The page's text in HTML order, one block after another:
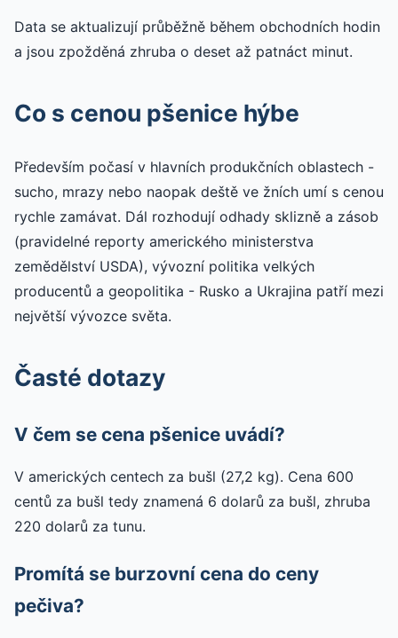
Data se aktualizují průběžně během obchodních hodin
a jsou zpožděná zhruba o deset až patnáct minut.
Co s cenou pšenice hýbe
Především počasí v hlavních produkčních oblastech -
sucho, mrazy nebo naopak deště ve žních umí s cenou
rychle zamávat. Dál rozhodují odhady sklizně a zásob
(pravidelné reporty amerického ministerstva
zemědělství USDA), vývozní politika velkých
producentů a geopolitika - Rusko a Ukrajina patří mezi
největší vývozce světa.
Časté dotazy
V čem se cena pšenice uvádí?
V amerických centech za bušl (27,2 kg). Cena 600
centů za bušl tedy znamená 6 dolarů za bušl, zhruba
220 dolarů za tunu.
Promítá se burzovní cena do ceny
pečiva?